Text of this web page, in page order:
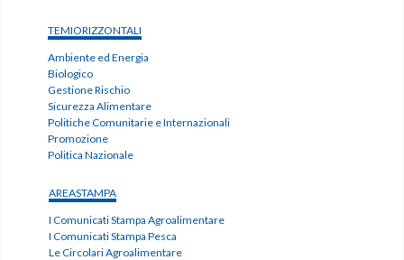
TEMIORIZZONTALI
Ambiente ed Energia
Biologico
Gestione Rischio
Sicurezza Alimentare
Politiche Comunitarie e Internazionali
Promozione
Politica Nazionale
AREASTAMPA
I Comunicati Stampa Agroalimentare
I Comunicati Stampa Pesca
Le Circolari Agroalimentare